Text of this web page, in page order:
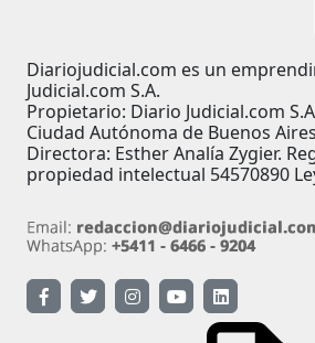
Diariojudicial.com es un
Judicial.com S.A.
Propietario: Diario Judicial.com
Ciudad Autónoma de Buenos Aires
Directora: Esther Analía Zygier.
propiedad intelectual 54570890